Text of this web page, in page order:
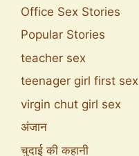
Office Sex Stories
Popular Stories
teacher sex
teenager girl first sex
virgin chut girl sex
अंजान
चुदाई की कहानी